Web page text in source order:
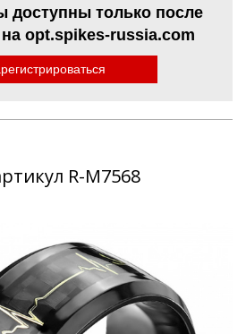
доступны только после
на opt.spikes-russia.com
R-M7568